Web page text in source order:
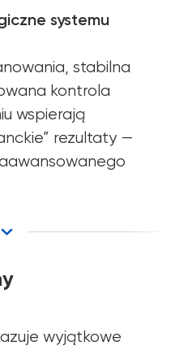
systemu
stabilna
kontrola
wspierają
rezultaty —
wyjątkowe